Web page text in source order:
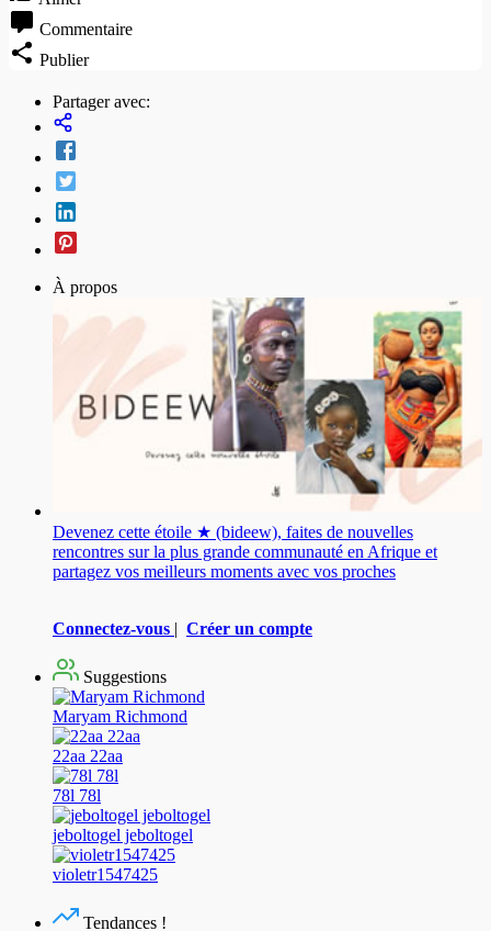
Commentaire
Publier
Partager avec:
À propos
Devenez cette étoile ★ (bideew), faites de nouvelles
rencontres sur la plus grande communauté en Afrique et
partagez vos meilleurs moments avec vos proches
Connectez-vous | Créer un compte
Suggestions
Maryam Richmond
22aa 22aa
78l 78l
jeboltogel jeboltogel
violetr1547425
Tendances !